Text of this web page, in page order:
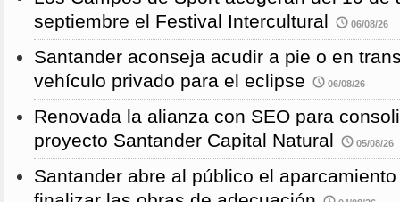
septiembre el Festival Intercultural
06/08/26
Santander aconseja acudir a pie o en
vehículo privado para el eclipse
06/08/26
Renovada la alianza con SEO para
proyecto Santander Capital Natural
05/08/26
Santander abre al público el